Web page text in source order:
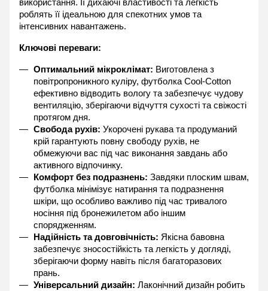
використання. Її дихаючі властивості та легкість
роблять її ідеальною для спекотних умов та
інтенсивних навантажень.
Ключові переваги:
Оптимальний мікроклімат: Виготовлена з
повітропроникного куліру, футболка Cool-Cotton
ефективно відводить вологу та забезпечує чудову
вентиляцію, зберігаючи відчуття сухості та свіжості
протягом дня.
Свобода рухів: Укорочені рукава та продуманий
крій гарантують повну свободу рухів, не
обмежуючи вас під час виконання завдань або
активного відпочинку.
Комфорт без подразнень: Завдяки плоским швам,
футболка мінімізує натирання та подразнення
шкіри, що особливо важливо під час тривалого
носіння під бронежилетом або іншим
спорядженням.
Надійність та довговічність: Якісна бавовна
забезпечує зносостійкість та легкість у догляді,
зберігаючи форму навіть після багаторазових
прань.
Універсальний дизайн: Лаконічний дизайн робить